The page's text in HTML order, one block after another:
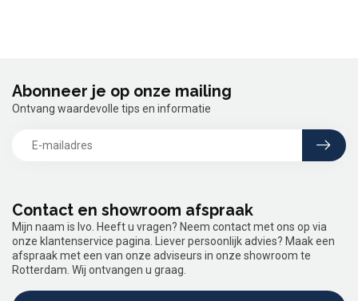
Contact en showroom afspraak
Mijn naam is Ivo. Heeft u vragen? Neem contact met ons op via
onze klantenservice pagina. Liever persoonlijk advies? Maak een
afspraak met een van onze adviseurs in onze showroom te
Rotterdam. Wij ontvangen u graag.
Abonneer je op onze mailing
Ontvang waardevolle tips en informatie